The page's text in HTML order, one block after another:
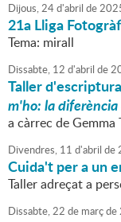
Dijous,24d'abril de
21a Lliga
Tema: mirall
Dissabte, 12 d'abril de
Taller
m'ho: la
a càrrec de Gemma
Divendres, 11 d'abril de
Cuida't per a un
Taller adreçat a
Dissabte,22 de marçde